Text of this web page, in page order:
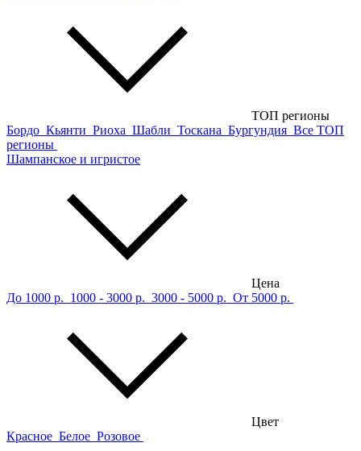
ТОП регионы
Бордо Кьянти Риоха Шабли Тоскана Бургундия Все ТОП
регионы
Шампанское и игристое
Цена
До 1000 р. 1000 - 3000 р. 3000 - 5000 р. От 5000 р.
Цвет
Красное Белое Розовое